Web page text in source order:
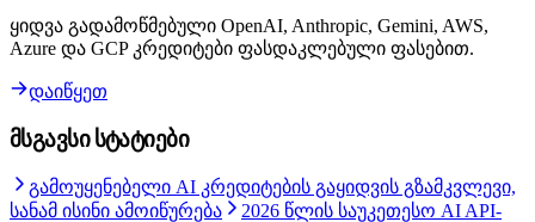
ყიდვა გადამოწმებული OpenAI, Anthropic, Gemini, AWS,
Azure და GCP კრედიტები ფასდაკლებული ფასებით.
დაიწყეთ
მსგავსი სტატიები
გამოუყენებელი AI კრედიტების გაყიდვის გზამკვლევი,
სანამ ისინი ამოიწურება
2026 წლის საუკეთესო AI API-